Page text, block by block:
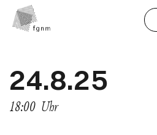
24.8.25
18:00 Uhr